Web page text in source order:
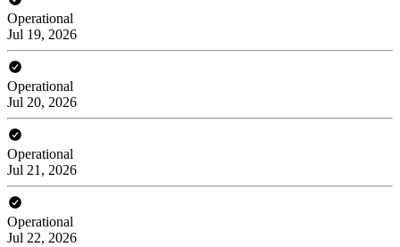
Operational
Jul 19, 2026
Operational
Jul 20, 2026
Operational
Jul 21, 2026
Operational
Jul 22, 2026